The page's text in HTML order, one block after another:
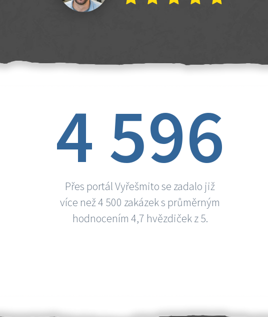
4 596
Přes portál Vyřešmito se zadalo již
více než 4 500 zakázek s průměrným
hodnocením 4,7 hvězdiček z 5.